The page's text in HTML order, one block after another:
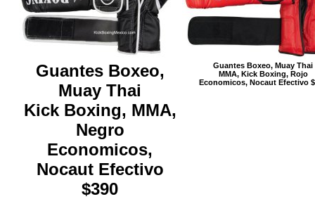
Guantes Boxeo,
Muay Thai
Kick Boxing, MMA,
Negro
Economicos,
Nocaut Efectivo
$390
Guantes Boxeo, Muay Thai
MMA, Kick Boxing, Rojo
Economicos, Nocaut Efectivo